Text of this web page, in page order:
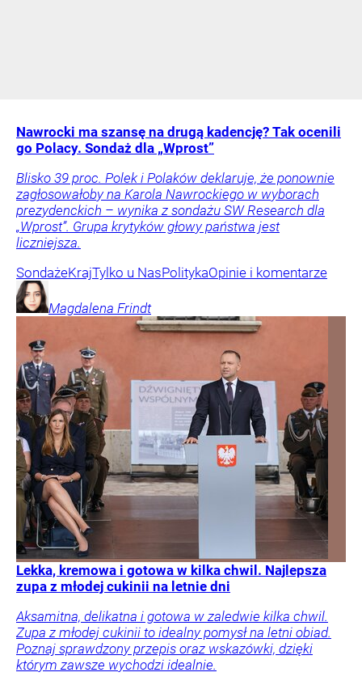
Nawrocki ma szansę na drugą kadencję? Tak ocenili
go Polacy. Sondaż dla „Wprost”
Blisko 39 proc. Polek i Polaków deklaruje, że ponownie
zagłosowałoby na Karola Nawrockiego w wyborach
prezydenckich – wynika z sondażu SW Research dla
„Wprost”. Grupa krytyków głowy państwa jest
liczniejsza.
SondażeKrajTylko u NasPolitykaOpinie i komentarze
Magdalena Frindt
Lekka, kremowa i gotowa w kilka chwil. Najlepsza
zupa z młodej cukinii na letnie dni
Aksamitna, delikatna i gotowa w zaledwie kilka chwil.
Zupa z młodej cukinii to idealny pomysł na letni obiad.
Poznaj sprawdzony przepis oraz wskazówki, dzięki
którym zawsze wychodzi idealnie.